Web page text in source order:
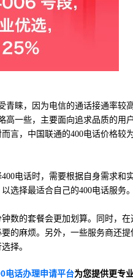
睐，因为电信的通话接通率较
高一些，主要面向追求品质的用
言，中国联通的400电话价格较
电话时，需要根据自身需求和
选择最适合自己的400电话服务。
数的套餐会更加划算。同时，在
的麻烦。另外，一些服务商还提
择。
电话办理申请平台为您提供更专